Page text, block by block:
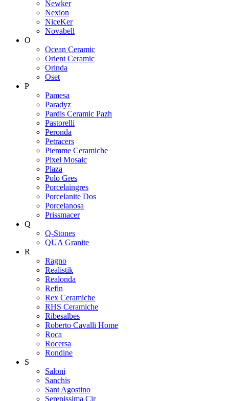
Newker
Nexion
NiceKer
Novabell
O
Ocean Ceramic
Orient Ceramic
Orinda
Oset
P
Pamesa
Paradyz
Pardis Ceramic Pazh
Pastorelli
Peronda
Petracers
Piemme Ceramiche
Pixel Mosaic
Plaza
Polo Gres
Porcelaingres
Porcelanite Dos
Porcelanosa
Prissmacer
Q
Q-Stones
QUA Granite
R
Ragno
Realistik
Realonda
Refin
Rex Ceramiche
RHS Ceramiche
Ribesalbes
Roberto Cavalli Home
Roca
Rocersa
Rondine
S
Saloni
Sanchis
Sant Agostino
Serenissima Cir